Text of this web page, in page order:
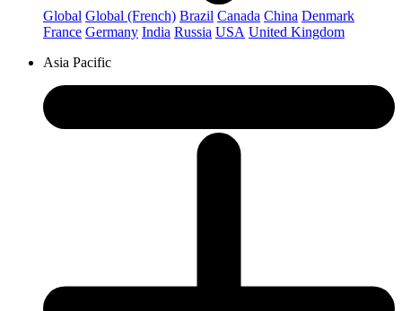
Global Global (French) Brazil Canada China Denmark
France Germany India Russia USA United Kingdom
Asia Pacific